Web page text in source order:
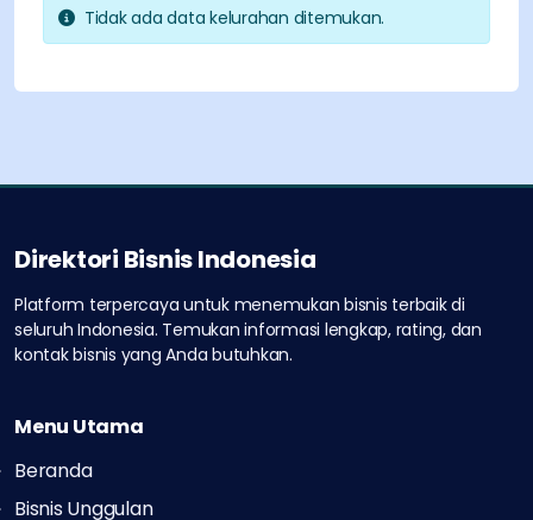
Tidak ada data kelurahan ditemukan.
Direktori Bisnis Indonesia
Platform terpercaya untuk menemukan bisnis terbaik di
seluruh Indonesia. Temukan informasi lengkap, rating, dan
kontak bisnis yang Anda butuhkan.
Menu Utama
Beranda
Bisnis Unggulan